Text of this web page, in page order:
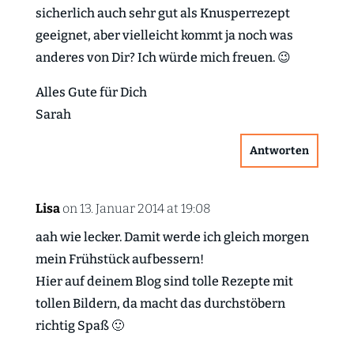
sicherlich auch sehr gut als Knusperrezept
geeignet, aber vielleicht kommt ja noch was
anderes von Dir? Ich würde mich freuen. 😉
Alles Gute für Dich
Sarah
Antworten
Lisa on 13. Januar 2014 at 19:08
aah wie lecker. Damit werde ich gleich morgen
mein Frühstück aufbessern!
Hier auf deinem Blog sind tolle Rezepte mit
tollen Bildern, da macht das durchstöbern
richtig Spaß 🙂